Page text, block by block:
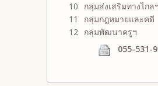
10
กลุ่มส่งเสริมทางไกล
11
กลุ่มกฎหมายและคดี
12 กลุ่มพัฒนาครูฯ
055-531-